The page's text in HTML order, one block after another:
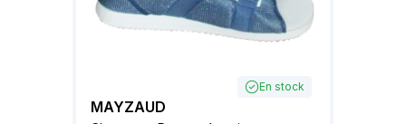
En stock
MAYZAUD